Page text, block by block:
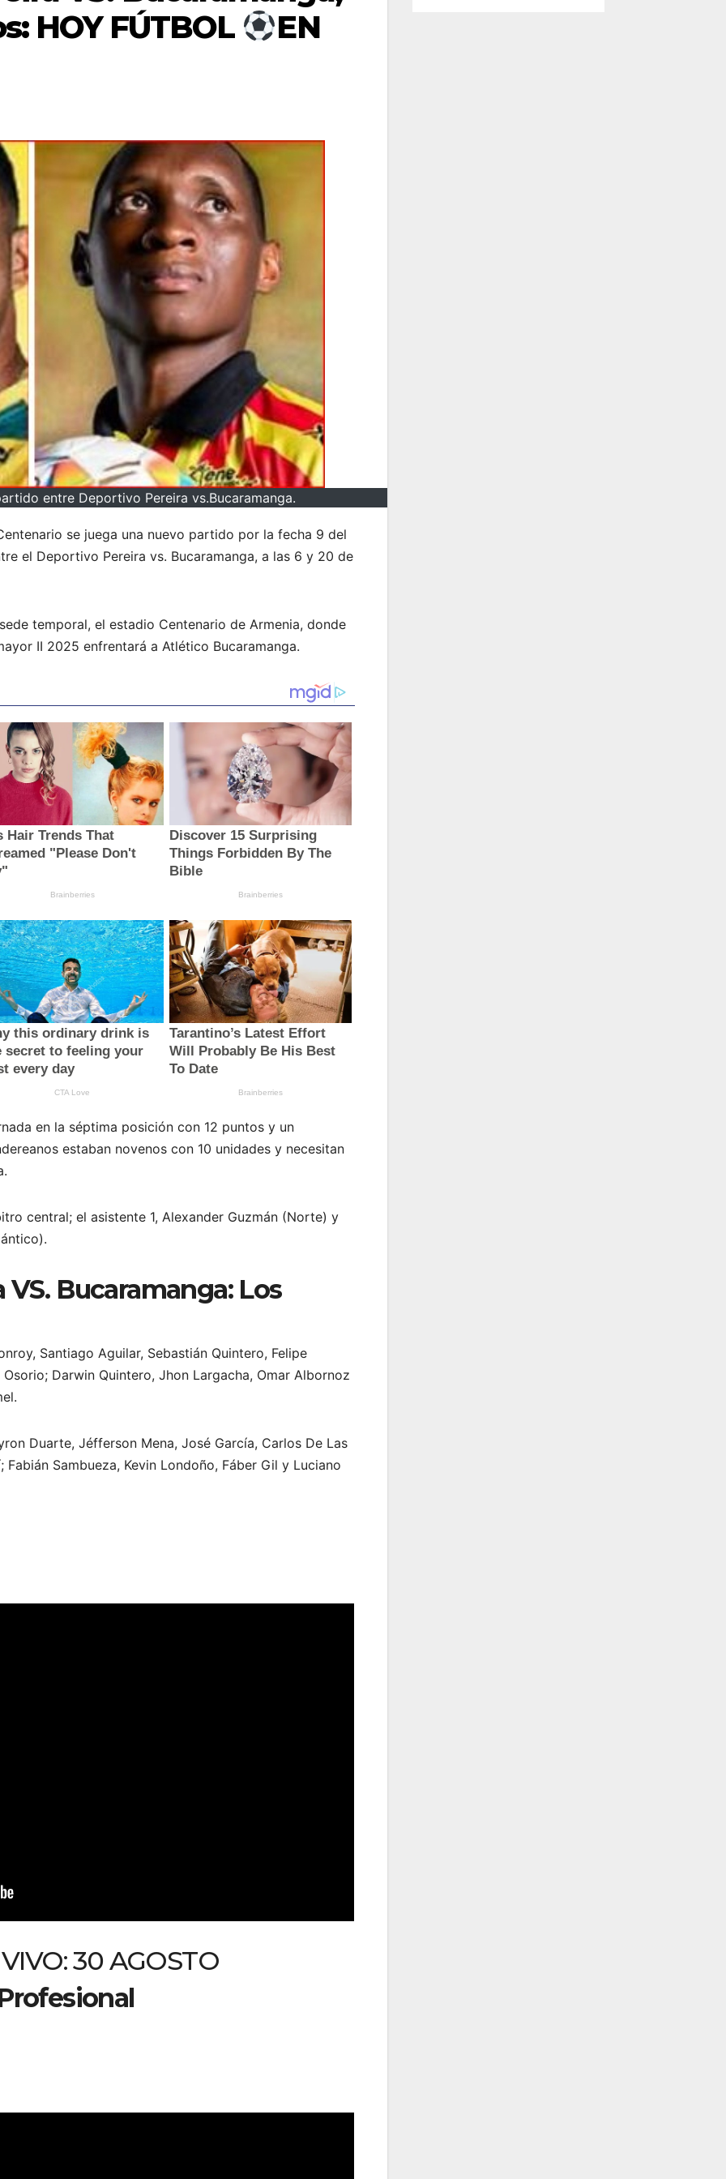
HOY FÚTBOL
EN
entre Deportivo Pereira vs.Bucaramanga.
se juega una nuevo partido por la fecha 9 del
el Deportivo Pereira vs. Bucaramanga, a las 6 y 20 de
temporal, el estadio Centenario de Armenia, donde
II 2025 enfrentará a Atlético Bucaramanga.
en la séptima posición con 12 puntos y un
estaban novenos con 10 unidades y necesitan
central; el asistente 1, Alexander Guzmán (Norte) y
Bucaramanga: Los
Santiago Aguilar, Sebastián Quintero, Felipe
Darwin Quintero, Jhon Largacha, Omar Albornoz
Duarte, Jéfferson Mena, José García, Carlos De Las
Fabián Sambueza, Kevin Londoño, Fáber Gil y Luciano
30 AGOSTO